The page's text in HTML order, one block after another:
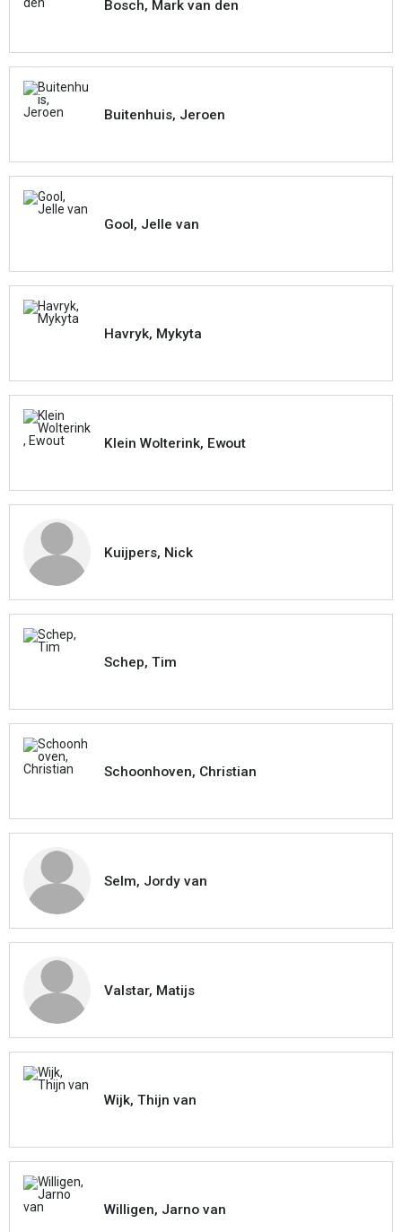
Bosch, Mark van den
Buitenhuis, Jeroen
Gool, Jelle van
Havryk, Mykyta
Klein Wolterink, Ewout
Kuijpers, Nick
Schep, Tim
Schoonhoven, Christian
Selm, Jordy van
Valstar, Matijs
Wijk, Thijn van
Willigen, Jarno van